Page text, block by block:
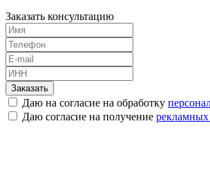
Заказать консультацию
Заказать
Даю на согласие на обработку
Даю согласие на получение рекламных